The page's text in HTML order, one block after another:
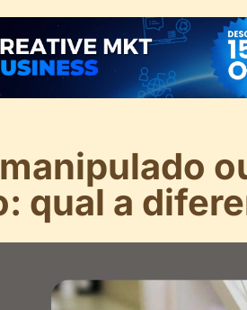
qual a